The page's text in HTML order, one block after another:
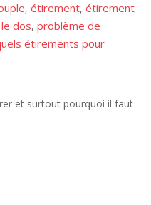
, étirement, étirement
dos, problème de
étirements pour
et surtout pourquoi il faut